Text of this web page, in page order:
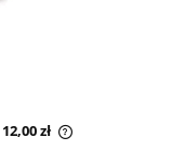
12,00 zł